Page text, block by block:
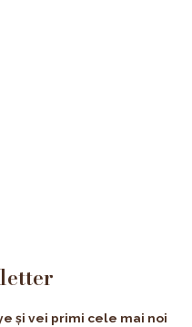
și vei primi cele mai noi